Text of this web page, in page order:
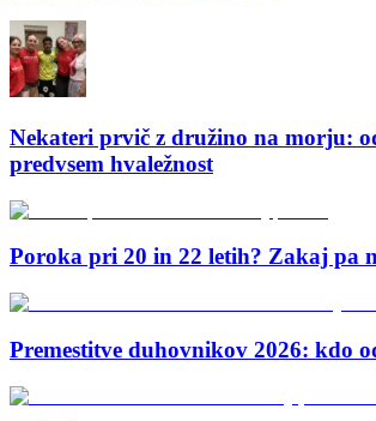
Nekateri prvič z družino na morju:
predvsem hvaležnost
Poroka pri 20 in 22 letih? Zakaj pa
Premestitve duhovnikov 2026: kdo